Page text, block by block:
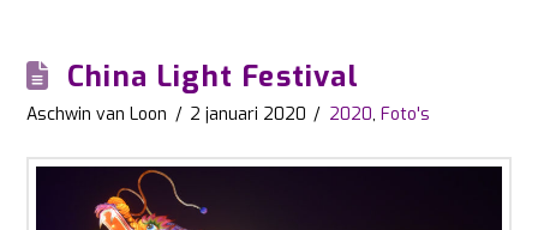
China Light Festival
Aschwin van Loon 2 januari 2020 2020, Foto's